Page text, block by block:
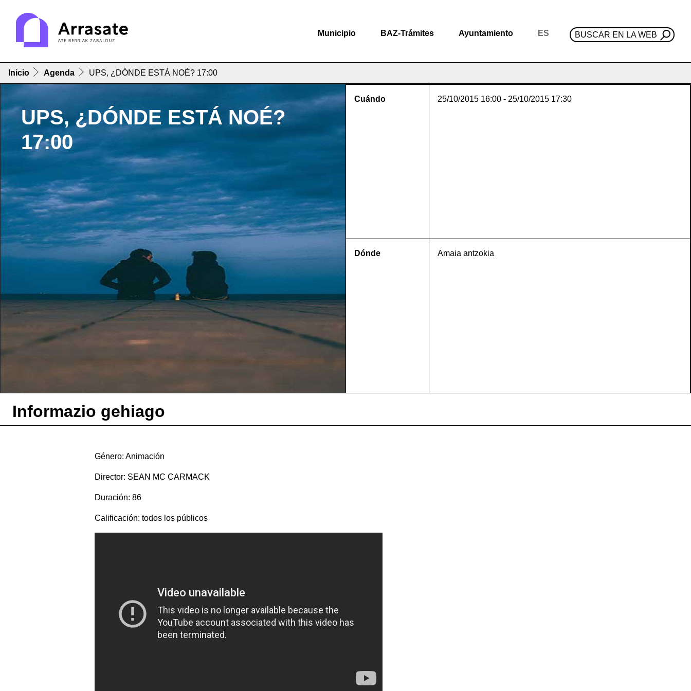
Municipio BAZ-Trámites Ayuntamiento ES BUSCAR EN LA WEB
Inicio Agenda UPS, ¿DÓNDE ESTÁ NOÉ? 17:00
UPS, ¿DÓNDE ESTÁ NOÉ?
17:00
Cuándo 25/10/2015 16:00 - 25/10/2015 17:30
Dónde Amaia antzokia
Informazio gehiago
Género: Animación
Director: SEAN MC CARMACK
Duración: 86
Calificación: todos los públicos